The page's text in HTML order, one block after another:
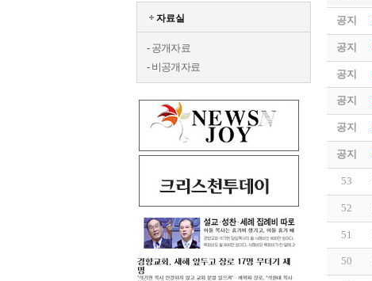
자료실
- 공개자료
- 비공개자료
공지
공지
공지
공지
공지
공지
53
52
51
50